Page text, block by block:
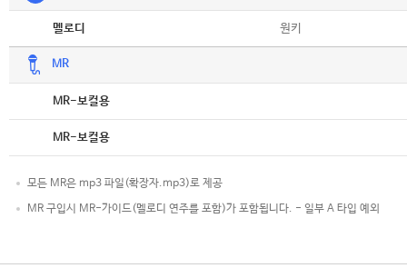
멜로디 원키
MR
MR-보컬용
MR-보컬용
모든 MR은 mp3 파일(확장자.mp3)로 제공
MR 구입시 MR-가이드(멜로디 연주를 포함)가 포함됩니다. - 일부 A 타입 예외